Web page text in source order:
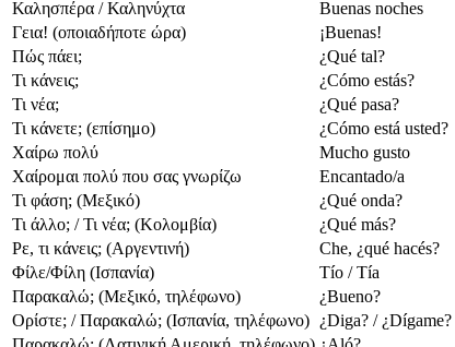
Καλησπέρα / Καληνύχτα
Buenas noches
Γεια! (οποιαδήποτε ώρα)
¡Buenas!
Πώς πάει;
¿Qué tal?
Τι κάνεις;
¿Cómo estás?
Τι νέα;
¿Qué pasa?
Τι κάνετε; (επίσημο)
¿Cómo está usted?
Χαίρω πολύ
Mucho gusto
Χαίρομαι πολύ που σας γνωρίζω
Encantado/a
Τι φάση; (Μεξικό)
¿Qué onda?
Τι άλλο; / Τι νέα; (Κολομβία)
¿Qué más?
Ρε, τι κάνεις; (Αργεντινή)
Che, ¿qué hacés?
Φίλε/Φίλη (Ισπανία)
Tío / Tía
Παρακαλώ; (Μεξικό, τηλέφωνο)
¿Bueno?
Ορίστε; / Παρακαλώ; (Ισπανία, τηλέφωνο) ¿Diga? / ¿Dígame?